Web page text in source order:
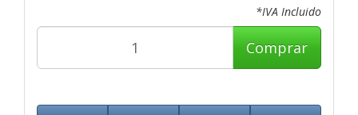
*IVA Incluido
Comprar